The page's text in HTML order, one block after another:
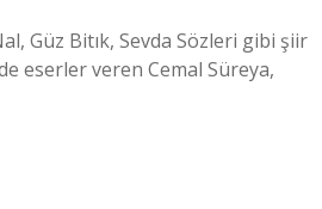
Güz Bitık, Sevda Sözleri gibi şiir
eserler veren Cemal Süreya,